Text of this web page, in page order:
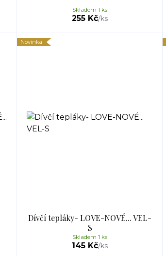
255 Kč/ks
Skladem 1 ks
Novinka
Dívčí tepláky- LOVE-NOVÉ... VEL-
S
145 Kč/ks
Skladem 1 ks